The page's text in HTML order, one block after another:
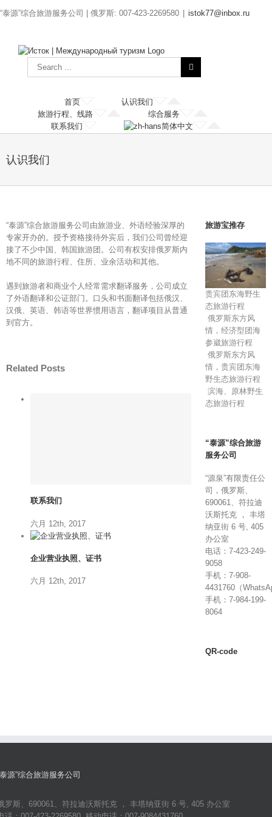
“泰源”综合旅游服务公司 | 俄罗斯: 007-423-2269580 istok77@inbox.ru
首页
认识我们
旅游行程、线路
综合服务
联系我们
简体中文
认识我们
“泰源”综合旅游服务公司由旅游业、外语经验深厚的
专家开办的。授予资格接待外宾后，我们公司曾经迎
接了不少中国、韩国旅游团。公司有权安排俄罗斯内
地不同的旅游行程、住所、业余活动和其他。
遇到旅游者和商业个人经常需求翻译服务，公司成立
了外语翻译和公证部门。口头和书面翻译包括俄汉、
汉俄、英语、韩语等世界惯用语言，翻译项目从普通
到官方。
Related Posts
联系我们
六月 12th, 2017
企业营业执照、证书
六月 12th, 2017
旅游宝推存
贵宾团东海野生
态旅游行程
俄罗斯东方风
情，经济型团海
参崴旅游行程
俄罗斯东方风
情，贵宾团东海
野生态旅游行程
滨海、原林野生
态旅游行程
“泰源”综合旅游
服务公司
“源泉”有限责任公
司，俄罗斯、
690061、符拉迪
沃斯托克 ， 丰塔
纳亚街 6 号, 405
办公室
电话：7-423-249-
9058
手机：7-908-
4431760（
手机：7-984-199-
8064
QR-code
源”综合旅游服务公司
罗斯、690061、符拉迪沃斯托克 ， 丰塔纳亚街 6 号, 405 办公室